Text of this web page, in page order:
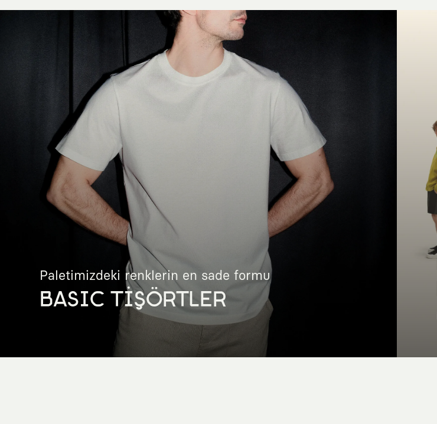
Paletimizdeki renklerin en sade formu
BASIC TİŞÖRTLER